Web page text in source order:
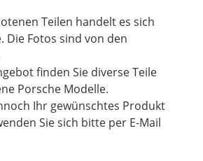
Teilen handelt es sich
Die Fotos sind von den
finden Sie diverse Teile
Porsche Modelle.
Ihr gewünschtes Produkt
Sie sich bitte per E-Mail